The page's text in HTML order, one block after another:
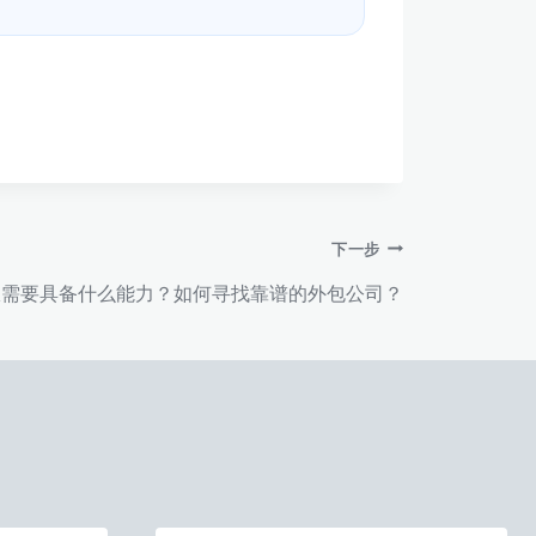
下一步
要具备什么能力？如何寻找靠谱的外包公司？